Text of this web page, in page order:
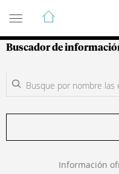
Guía de
Buscador de
Información